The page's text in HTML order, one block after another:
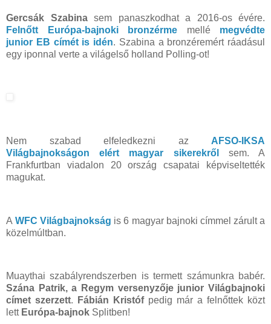
Gercsák Szabinasem panaszkodhat a 2016-os évére.
Felnőtt Európa-bajnoki bronzérme mellé megvédte
junior EB címét is idén. Szabina a bronzéremért ráadásul
egy iponnal verte a világelső holland Polling-ot!
Nem szabad elfeledkezni az AFSO-IKSA
Világbajnokságon elért magyar sikerekről
sem. A
Frankfurtban viadalon 20 ország csapatai képviseltették
magukat.
A WFC Világbajnokság is 6 magyar bajnoki címmel zárult a
közelmúltban.
Muaythai szabályrendszerben is termett számunkra babér.
Szána Patrik, a Regym versenyzője junior Világbajnoki
címet szerzett. Fábián Kristófpedig már a felnőttek közt
lett Európa-bajnok Splitben!